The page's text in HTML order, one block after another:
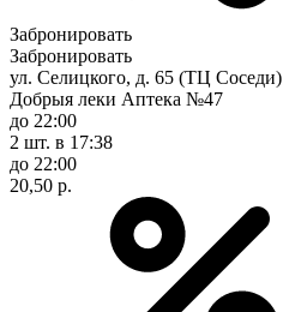
Забронировать
Забронировать
ул. Селицкого, д. 65 (ТЦ Соседи)
Добрыя леки Аптека №47
до 22:00
2 шт. в 17:38
до 22:00
20,50 р.